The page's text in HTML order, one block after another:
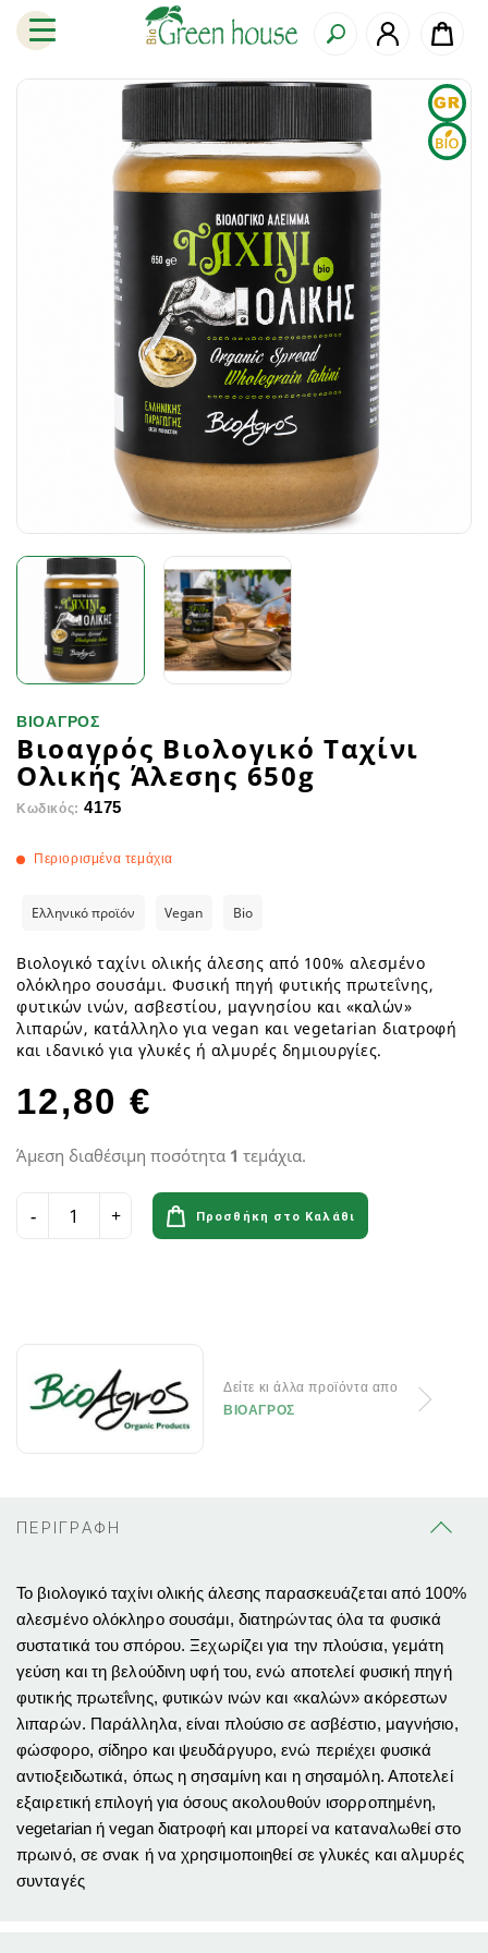
ΒΙΟΑΓΡΟΣ
Βιοαγρός Βιολογικό Ταχίνι
Ολικής Άλεσης 650g
Κωδικός: 4175
Περιορισμένα τεμάχια
Ελληνικό προϊόν Vegan Bio
Βιολογικό ταχίνι ολικής άλεσης από 100% αλεσμένο
ολόκληρο σουσάμι. Φυσική πηγή φυτικής πρωτεΐνης,
φυτικών ινών, ασβεστίου, μαγνησίου και «καλών»
λιπαρών, κατάλληλο για vegan και vegetarian διατροφή
και ιδανικό για γλυκές ή αλμυρές δημιουργίες.
12,80 €
Άμεση διαθέσιμη ποσότητα 1 τεμάχια.
Προσθήκη στο Καλάθι
Δείτε κι άλλα προϊόντα απο
ΒΙΟΑΓΡΟΣ
ΠΕΡΙΓΡΑΦΗ
Το βιολογικό ταχίνι ολικής άλεσης παρασκευάζεται από 100%
αλεσμένο ολόκληρο σουσάμι, διατηρώντας όλα τα φυσικά
συστατικά του σπόρου. Ξεχωρίζει για την πλούσια, γεμάτη
γεύση και τη βελούδινη υφή του, ενώ αποτελεί φυσική πηγή
φυτικής πρωτεΐνης, φυτικών ινών και «καλών» ακόρεστων
λιπαρών. Παράλληλα, είναι πλούσιο σε ασβέστιο, μαγνήσιο,
φώσφορο, σίδηρο και ψευδάργυρο, ενώ περιέχει φυσικά
αντιοξειδωτικά, όπως η σησαμίνη και η σησαμόλη. Αποτελεί
εξαιρετική επιλογή για όσους ακολουθούν ισορροπημένη,
vegetarian ή vegan διατροφή και μπορεί να καταναλωθεί στο
πρωινό, σε σνακ ή να χρησιμοποιηθεί σε γλυκές και αλμυρές
συνταγές